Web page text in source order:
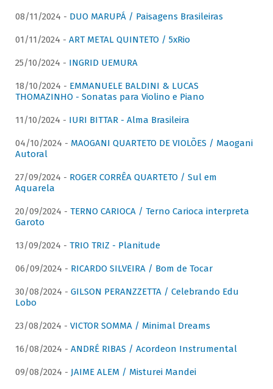
08/11/2024 - DUO MARUPÁ / Paisagens Brasileiras
01/11/2024 - ART METAL QUINTETO / 5xRio
25/10/2024 - INGRID UEMURA
18/10/2024 - EMMANUELE BALDINI & LUCAS
THOMAZINHO - Sonatas para Violino e Piano
11/10/2024 - IURI BITTAR - Alma Brasileira
04/10/2024 - MAOGANI QUARTETO DE VIOLÕES / Maogani
Autoral
27/09/2024 - ROGER CORRÊA QUARTETO / Sul em
Aquarela
20/09/2024 - TERNO CARIOCA / Terno Carioca interpreta
Garoto
13/09/2024 - TRIO TRIZ - Planitude
06/09/2024 - RICARDO SILVEIRA / Bom de Tocar
30/08/2024 - GILSON PERANZZETTA / Celebrando Edu
Lobo
23/08/2024 - VICTOR SOMMA / Minimal Dreams
16/08/2024 - ANDRÉ RIBAS / Acordeon Instrumental
09/08/2024 - JAIME ALEM / Misturei Mandei